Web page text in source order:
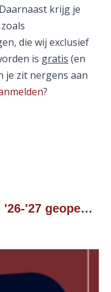
krijg je
die wij exclusief
is gratis (en
je zit nergens aan
?
Commissie aanmeldingen '26-'27 geopend!